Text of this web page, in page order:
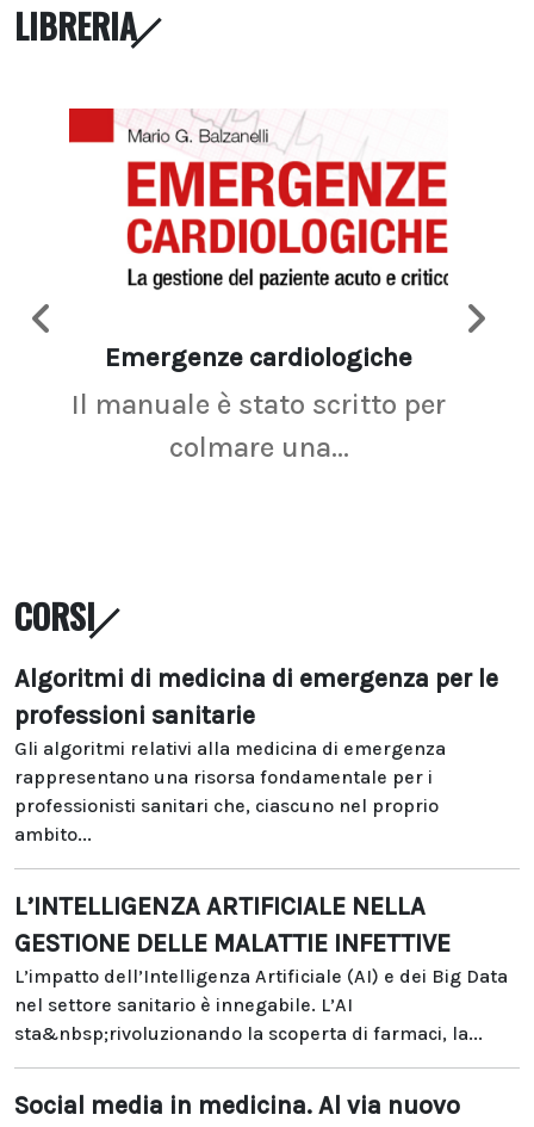
LIBRERIA
Emergenze cardiologiche
Il manuale è stato scritto per
colmare una...
CORSI
Algoritmi di medicina di emergenza per le
professioni sanitarie
Gli algoritmi relativi alla medicina di emergenza
rappresentano una risorsa fondamentale per i
professionisti sanitari che, ciascuno nel proprio
ambito...
L’INTELLIGENZA ARTIFICIALE NELLA
GESTIONE DELLE MALATTIE INFETTIVE
L’impatto dell’Intelligenza Artificiale (AI) e dei Big Data
nel settore sanitario è innegabile. L’AI
sta&nbsp;rivoluzionando la scoperta di farmaci, la...
Social media in medicina. Al via nuovo